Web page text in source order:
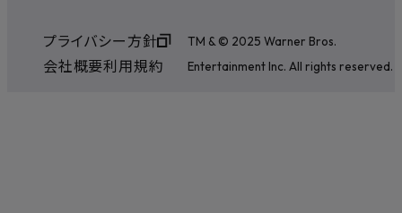
プライバシー方針
会社概要利用規約
TM & © 2025 Warner Bros.
Entertainment Inc. All rights reserved.